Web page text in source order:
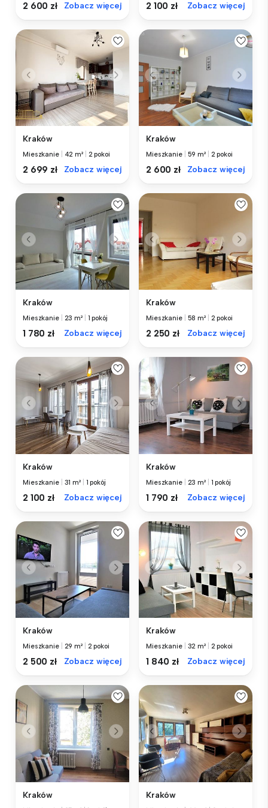
2 600 zł Zobacz więcej 2 100 zł Zobacz więcej
Kraków
Mieszkanie 42 m² 2 pokoi
2 699 zł Zobacz więcej
Kraków
Mieszkanie 59 m² 2 pokoi
2 600 zł Zobacz więcej
Kraków
Mieszkanie 23 m² 1 pokój
1 780 zł Zobacz więcej
Kraków
Mieszkanie 58 m² 2 pokoi
2 250 zł Zobacz więcej
Kraków
Mieszkanie 31 m² 1 pokój
2 100 zł Zobacz więcej
Kraków
Mieszkanie 23 m² 1 pokój
1 790 zł Zobacz więcej
Kraków
Mieszkanie 29 m² 2 pokoi
2 500 zł Zobacz więcej
Kraków
Mieszkanie 32 m² 2 pokoi
1 840 zł Zobacz więcej
Kraków Kraków